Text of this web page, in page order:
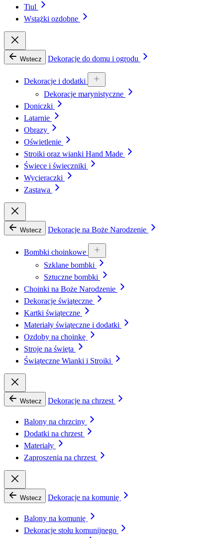
Tiul
Wstążki ozdobne
Wstecz Dekoracje do domu i ogrodu
Dekoracje i dodatki
Dekoracje marynistyczne
Doniczki
Latarnie
Obrazy
Oświetlenie
Stroiki oraz wianki Hand Made
Świece i świeczniki
Wycieraczki
Zastawa
Wstecz Dekoracje na Boże Narodzenie
Bombki choinkowe
Szklane bombki
Sztuczne bombki
Choinki na Boże Narodzenie
Dekoracje świąteczne
Kartki świąteczne
Materiały świąteczne i dodatki
Ozdoby na choinkę
Stroje na święta
Świąteczne Wianki i Stroiki
Wstecz Dekoracje na chrzest
Balony na chrzciny
Dodatki na chrzest
Materiały
Zaproszenia na chrzest
Wstecz Dekoracje na komunię
Balony na komunię
Dekoracje stołu komunijnego